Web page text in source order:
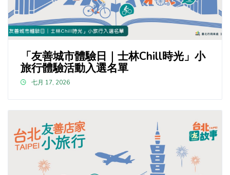
「友善城市體驗日｜士林Chill時光」小
旅行體驗活動入選名單
七月 17, 2026